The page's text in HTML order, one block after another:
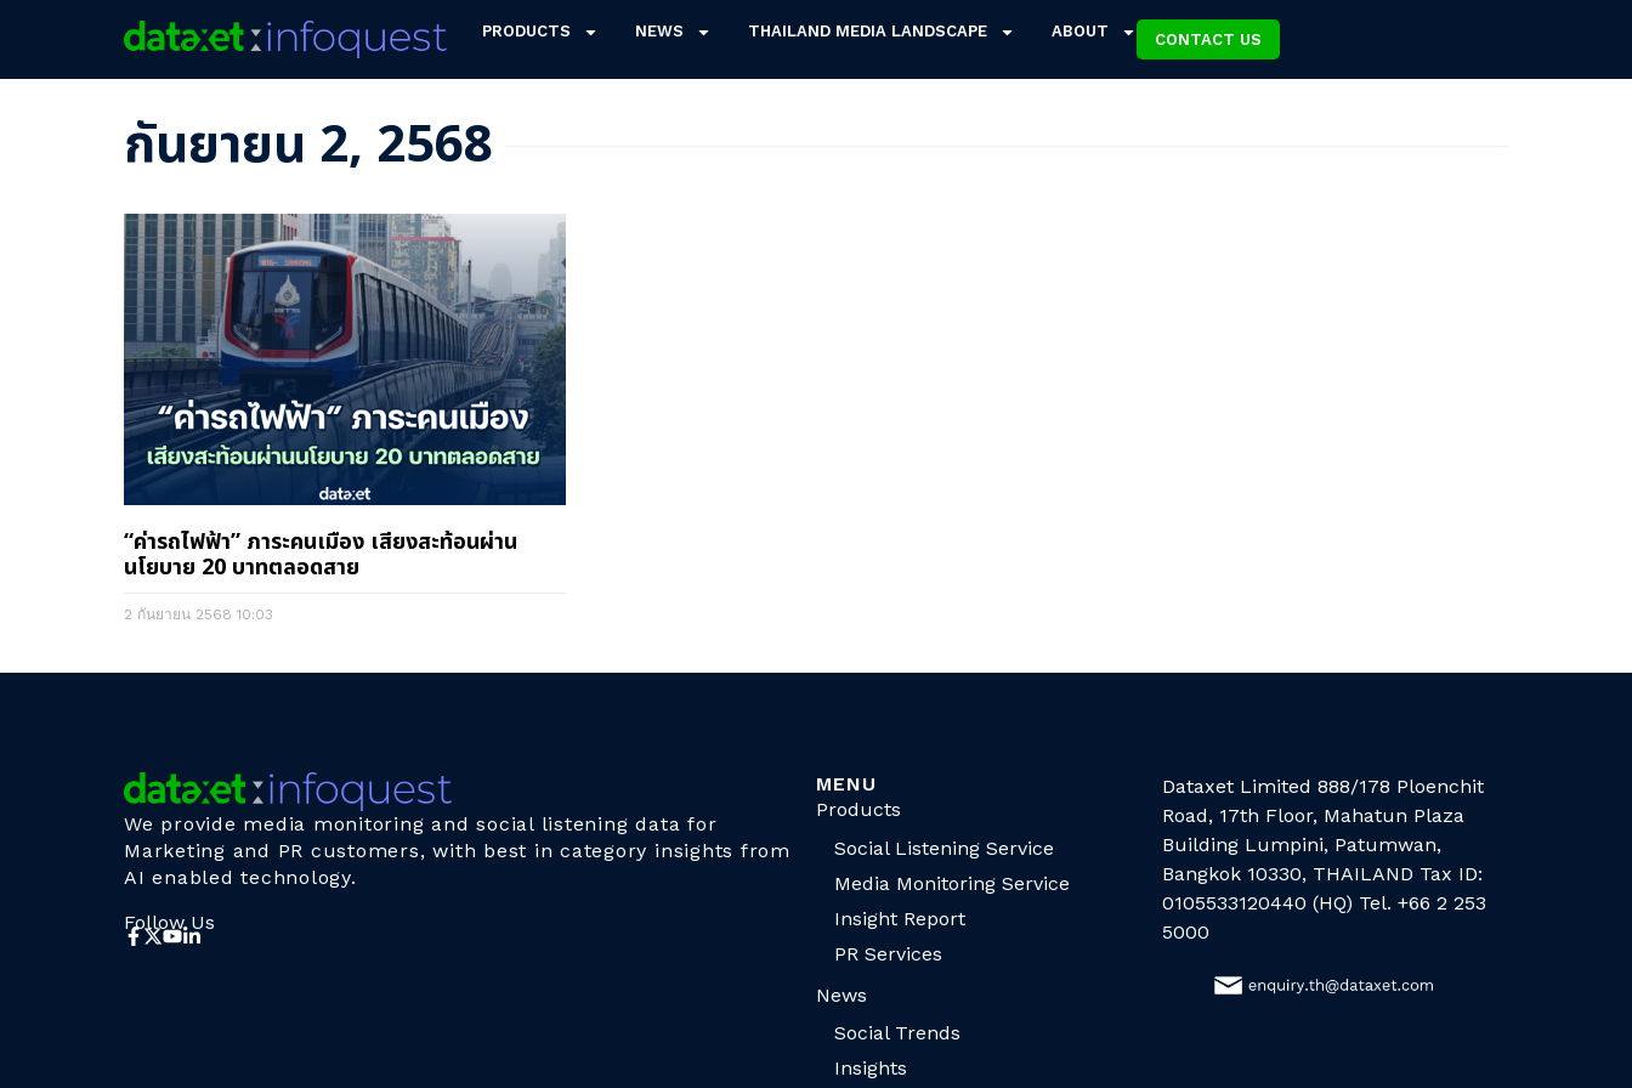
PRODUCTS NEWS THAILAND MEDIA LANDSCAPE ABOUT CONTACT US
กันยายน 2, 2568
“ค่ารถไฟฟ้า” ภาระคนเมือง เสียงสะท้อนผ่าน
นโยบาย 20 บาทตลอดสาย
2 กันยายน 2568 10:03
We provide media monitoring and social listening data for
Marketing and PR customers, with best in category insights from
AI enabled technology.
Follow Us
MENU
Products
Social Listening Service
Media Monitoring Service
Insight Report
PR Services
News
Social Trends
Insights
Dataxet Limited 888/178 Ploenchit
Road, 17th Floor, Mahatun Plaza
Building Lumpini, Patumwan,
Bangkok 10330, THAILAND Tax ID:
0105533120440 (HQ) Tel. +66 2 253
5000